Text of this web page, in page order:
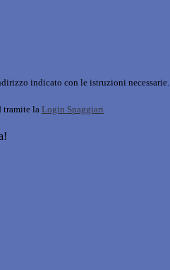
indicato con le istruzioni necessarie.
tramite la Login Spaggiari